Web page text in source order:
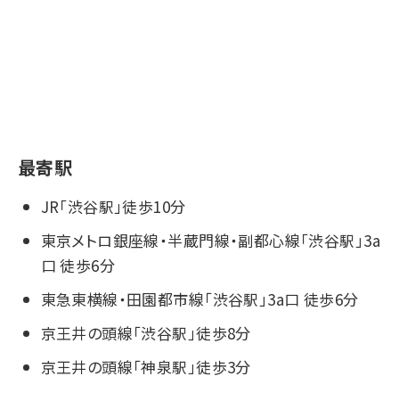
最寄駅
JR「渋谷駅」徒歩10分
東京メトロ銀座線・半蔵門線・副都心線「渋谷駅」3a
口 徒歩6分
東急東横線・田園都市線「渋谷駅」3a口 徒歩6分
京王井の頭線「渋谷駅」徒歩8分
京王井の頭線「神泉駅」徒歩3分